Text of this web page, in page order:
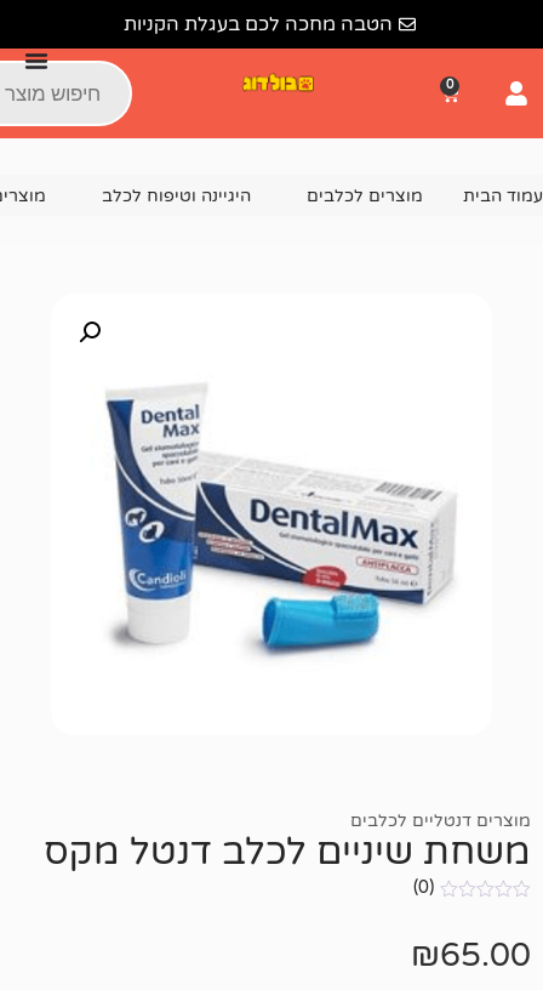
הטבה מחכה לכם בעגלת הקניות
לכלבים היגיינה וטיפוח לכלב מוצרים דנטליים לכלבים
לכלבים
לכלב דנטל מקס